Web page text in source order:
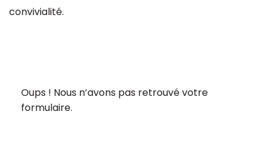
convivialité.
Oups ! Nous n’avons pas retrouvé votre
formulaire.